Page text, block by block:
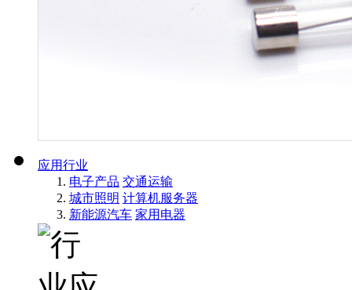
应用行业
电子产品 交通运输
城市照明 计算机服务器
新能源汽车 家用电器